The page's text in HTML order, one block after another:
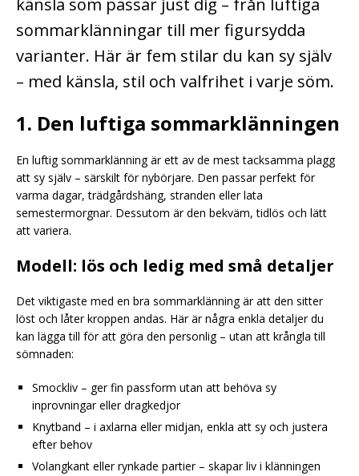
känsla som passar just dig – från luftiga
sommarklänningar till mer figursydda
varianter. Här är fem stilar du kan sy själv
– med känsla, stil och valfrihet i varje söm.
1. Den luftiga sommarklänningen
En luftig sommarklänning är ett av de mest tacksamma plagg
att sy själv – särskilt för nybörjare. Den passar perfekt för
varma dagar, trädgårdshäng, stranden eller lata
semestermorgnar. Dessutom är den bekväm, tidlös och lätt
att variera.
Modell: lös och ledig med små detaljer
Det viktigaste med en bra sommarklänning är att den sitter
löst och låter kroppen andas. Här är några enkla detaljer du
kan lägga till för att göra den personlig – utan att krångla till
sömnaden:
Smockliv – ger fin passform utan att behöva sy
inprovningar eller dragkedjor
Knytband – i axlarna eller midjan, enkla att sy och justera
efter behov
Volangkant eller rynkade partier – skapar liv i klänningen